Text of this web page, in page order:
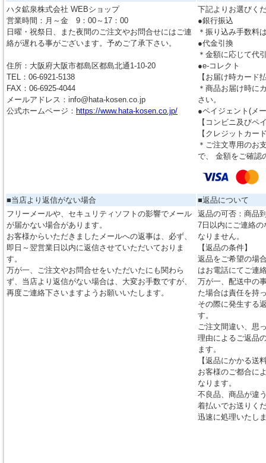
ハタ鉱泉株式会社 WEBショップ
営業時間：月～金 9：00～17：00
日曜・祝祭日、また夜間のご注文やお問合せにはご連
絡が遅れる事がございます。予めご了承下さい。
住所：大阪府大阪市都島区都島北通1-10-20
TEL：06-6921-5138
FAX：06-6925-4044
メールアドレス：info@hata-kosen.co.jp
公式ホームページ： https://www.hata-kosen.co.jp/
下記よりお選びく
●銀行振込
＊振り込み手数料
●代金引換
＊金額に応じて代
●e-コレクト
【お届け時カード
＊商品お届け時に
さい。
●ペイジェント(メ
【コンビニ及びペ
【クレジットカー
＊ご注文専用のお
で、 金額をご確認
■当店より返信がない場合
■返品について
フリーメールや、セキュリティソフトの影響でメール
が届かない場合があります。
お客様からいただきましたメールへの返事は、必ず、
即日～翌営業日以内に返信させていただいておりま
す。
万が一、ご注文やお問合せをいただいたにも関わら
ず、当店より返信がない場合は、大変お手数ですが、
再度ご連絡下さいますようお願いいたします。
返品の可否：商品
7日以内にご連絡
なりません。
【返品の条件】
返品をご希望の場
はお電話にてご連
万が一、配送中の
た場合は責任を持
その際に発生する
す。
ご注文間違い、思
理由によるご返品
ます。
【返品にかかる送
お客様のご都合に
なります。
不良品、商品が違
着払いでお送りく
迅速に処理いたし